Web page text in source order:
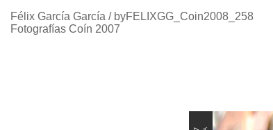
Félix García García / byFELIXGG_Coin2008_258
Fotografías Coín 2007